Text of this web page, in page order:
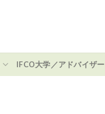
IFCO大学／アドバイザー